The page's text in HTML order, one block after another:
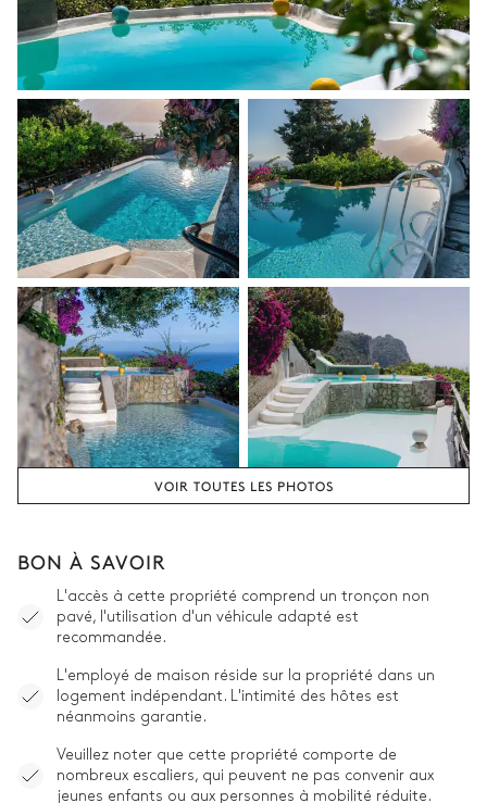
Les services et expériences proposés peuvent varier selon la
saison, la destination ou la disponibilité. Notre conciergerie
vous guidera vers les offres disponibles pour votre séjour.
VOIR TOUTES LES PHOTOS
BON À SAVOIR
L'accès à cette propriété comprend un tronçon non
pavé, l'utilisation d'un véhicule adapté est
recommandée.
L'employé de maison réside sur la propriété dans un
logement indépendant. L'intimité des hôtes est
néanmoins garantie.
Veuillez noter que cette propriété comporte de
nombreux escaliers, qui peuvent ne pas convenir aux
jeunes enfants ou aux personnes à mobilité réduite.